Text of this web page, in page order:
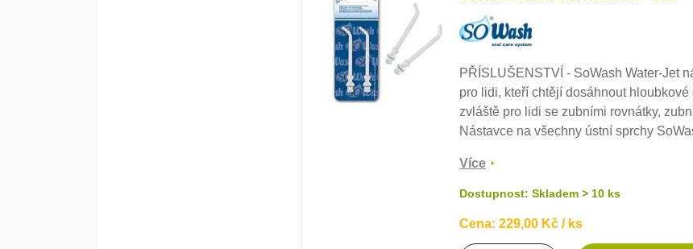
PŘÍSLUŠENSTVÍ - SoWash Water-Jet
pro lidi, kteří chtějí dosáhnout
zvláště pro lidi se zubními rovnátky,
Nástavce na všechny ústní sprchy
Více
Dostupnost: Skladem > 10 ks
Cena: 229,00 Kč / ks